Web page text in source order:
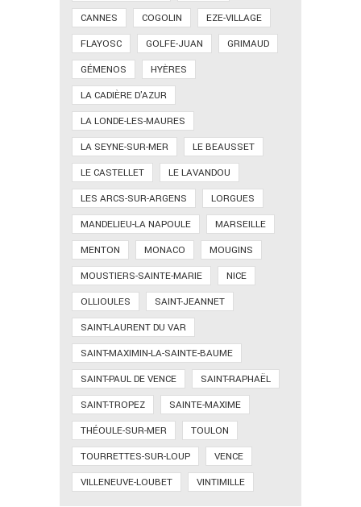
CANNES
COGOLIN
EZE-VILLAGE
FLAYOSC
GOLFE-JUAN
GRIMAUD
GÉMENOS
HYÈRES
LA CADIÈRE D'AZUR
LA LONDE-LES-MAURES
LA SEYNE-SUR-MER
LE BEAUSSET
LE CASTELLET
LE LAVANDOU
LES ARCS-SUR-ARGENS
LORGUES
MANDELIEU-LA NAPOULE
MARSEILLE
MENTON
MONACO
MOUGINS
MOUSTIERS-SAINTE-MARIE
NICE
OLLIOULES
SAINT-JEANNET
SAINT-LAURENT DU VAR
SAINT-MAXIMIN-LA-SAINTE-BAUME
SAINT-PAUL DE VENCE
SAINT-RAPHAËL
SAINT-TROPEZ
SAINTE-MAXIME
THÉOULE-SUR-MER
TOULON
TOURRETTES-SUR-LOUP
VENCE
VILLENEUVE-LOUBET
VINTIMILLE